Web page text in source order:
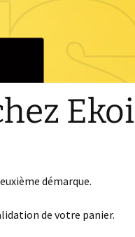
Ekoi
démarque.
de votre panier.